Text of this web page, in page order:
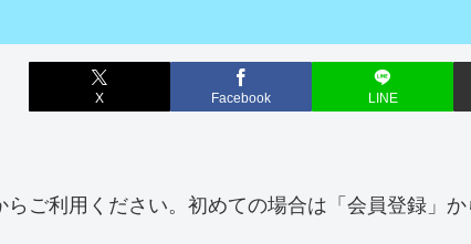
X Facebook LINE
らご利用ください。初めての場合は「会員登録」か